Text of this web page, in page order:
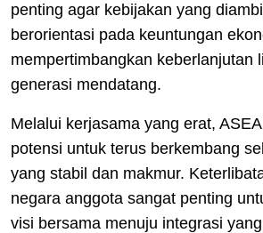
penting agar kebijakan yang
berorientasi pada keuntungan
mempertimbangkan keberlanjutan
generasi mendatang.
Melalui kerjasama yang erat,
potensi untuk terus berkembang
yang stabil dan makmur.
negara anggota sangat penting
visi bersama menuju integrasi